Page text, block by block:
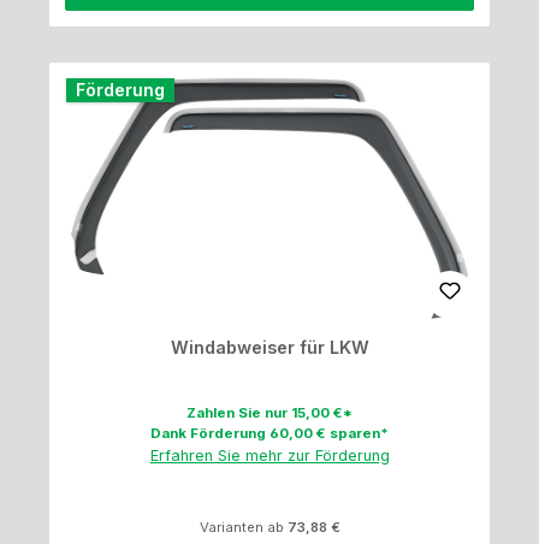
Förderung
Windabweiser für LKW
Zahlen Sie nur 15,00 €*
Dank Förderung 60,00 € sparen*
Erfahren Sie mehr zur Förderung
Varianten ab 73,88 €